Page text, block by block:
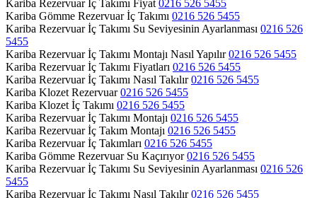
Kariba Rezervuar İç Takımı Fiyat 0216 526 5455
Kariba Gömme Rezervuar İç Takımı 0216 526 5455
Kariba Rezervuar İç Takımı Su Seviyesinin Ayarlanması 0216 526
5455
Kariba Rezervuar İç Takımı Montajı Nasıl Yapılır0216 526 5455
Kariba Rezervuar İç Takımı Fiyatları 0216 526 5455
Kariba Rezervuar İç Takımı Nasıl Takılır0216 526 5455
Kariba Klozet Rezervuar0216 526 5455
Kariba Klozet İç Takımı 0216 526 5455
Kariba Rezervuar İç Takımı Montajı 0216 526 5455
Kariba Rezervuar İç Takım Montajı 0216 526 5455
Kariba Rezervuar İç Takımları 0216 526 5455
Kariba Gömme Rezervuar Su Kaçırıyor0216 526 5455
Kariba Rezervuar İç Takımı Su Seviyesinin Ayarlanması 0216 526
5455
Kariba Rezervuar İç Takımı Nasıl Takılır0216 526 5455